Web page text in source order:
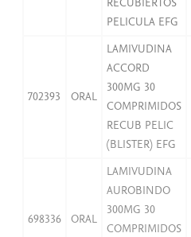
PELICULA EFG
702393 ORAL
LAMIVUDINA
ACCORD
300MG 30
COMPRIMIDOS
RECUB PELIC
(BLISTER) EFG
698336 ORAL
LAMIVUDINA
AUROBINDO
300MG 30
COMPRIMIDOS